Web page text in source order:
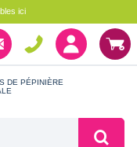
ici
DE PÉPINIÈRE